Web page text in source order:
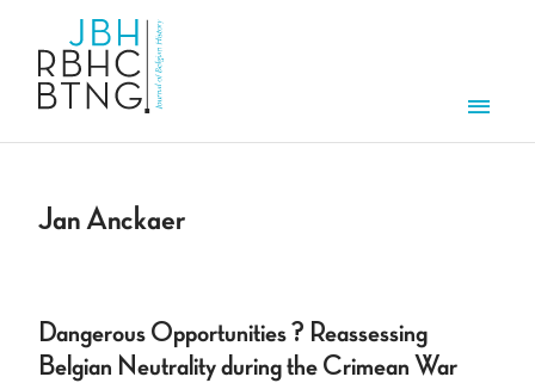
Jan Anckaer
Dangerous Opportunities ? Reassessing
Belgian Neutrality during the Crimean War